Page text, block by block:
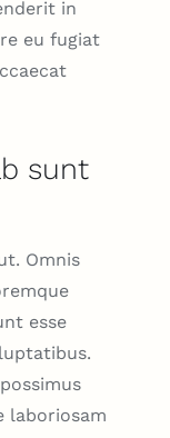
in
eu fugiat
sunt
Omnis
esse
laboriosam